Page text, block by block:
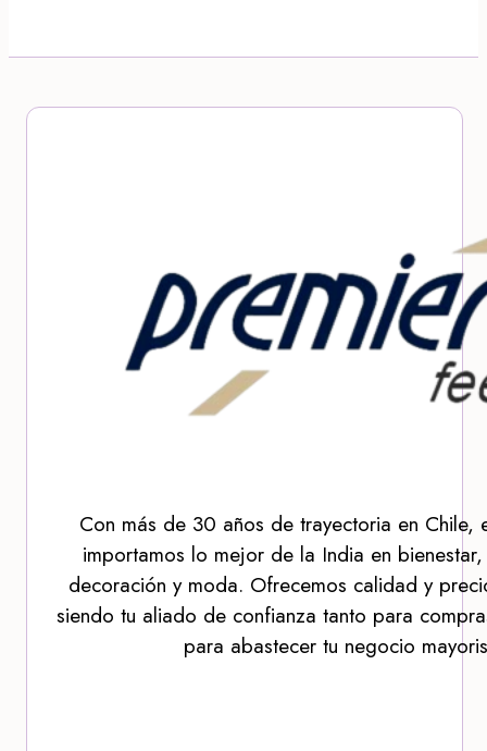
Con más de 30 años de trayectoria en Chile,
importamos lo mejor de la India en
decoración y moda. Ofrecemos calidad y
siendo tu aliado de confianza tanto para
para abastecer tu negocio